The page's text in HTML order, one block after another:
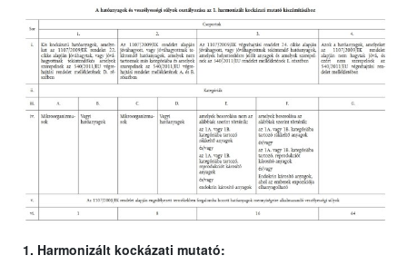
1. Harmonizált kockázati mutató: